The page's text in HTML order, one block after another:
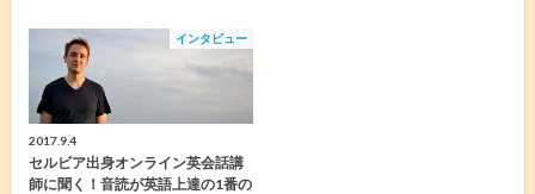
インタビュー
2017.9.4
セルビア出身オンライン英会話講
師に聞く！音読が英語上達の1番の